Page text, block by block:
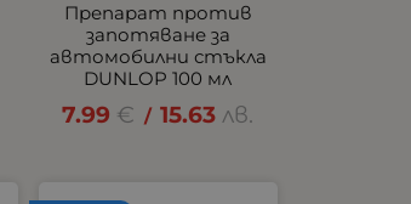
Препарат против
запотяване за
автомобилни стъкла
DUNLOP 100 мл
7.99 € / 15.63 лв.